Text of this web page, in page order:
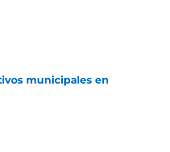
municipales en